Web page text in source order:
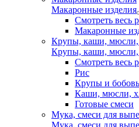
Макаронные изделия
Смотреть весь
Макаронные
Крупы, каши, мюсли,
Крупы, каши, мюсли,
Смотреть весь
Рис
Крупы и
Каши, мюсли,
Готовые смеси
Мука, смеси для
Мука, смеси для